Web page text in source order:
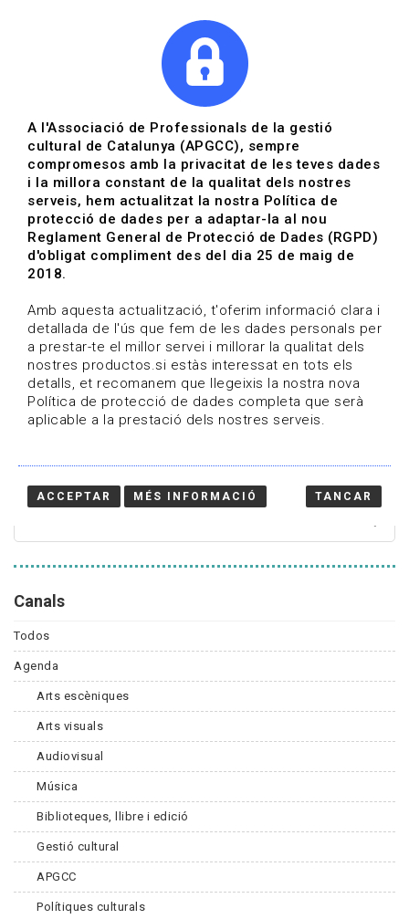
Actualitza't
Vols estar al dia?
HOME / BLOG
Estigues al dia
Convocatòries, activitats i notícies del sector de la
cultura.
Canals
Todos
Agenda
Arts escèniques
Arts visuals
Audiovisual
Música
Biblioteques, llibre i edició
Gestió cultural
APGCC
Polítiques culturals
A l'Associació de Professionals de la gestió
cultural de Catalunya (APGCC), sempre
compromesos amb la privacitat de les teves dades
i la millora constant de la qualitat dels nostres
serveis, hem actualitzat la nostra Política de
protecció de dades per a adaptar-la al nou
Reglament General de Protecció de Dades (RGPD)
d'obligat compliment des del dia 25 de maig de
2018.
Amb aquesta actualització, t'oferim informació clara i
detallada de l'ús que fem de les dades personals per
a prestar-te el millor servei i millorar la qualitat dels
nostres productos.si estàs interessat en tots els
detalls, et recomanem que llegeixis la nostra nova
Política de protecció de dades completa que serà
aplicable a la prestació dels nostres serveis.
ACCEPTAR MÉS INFORMACIÓ TANCAR